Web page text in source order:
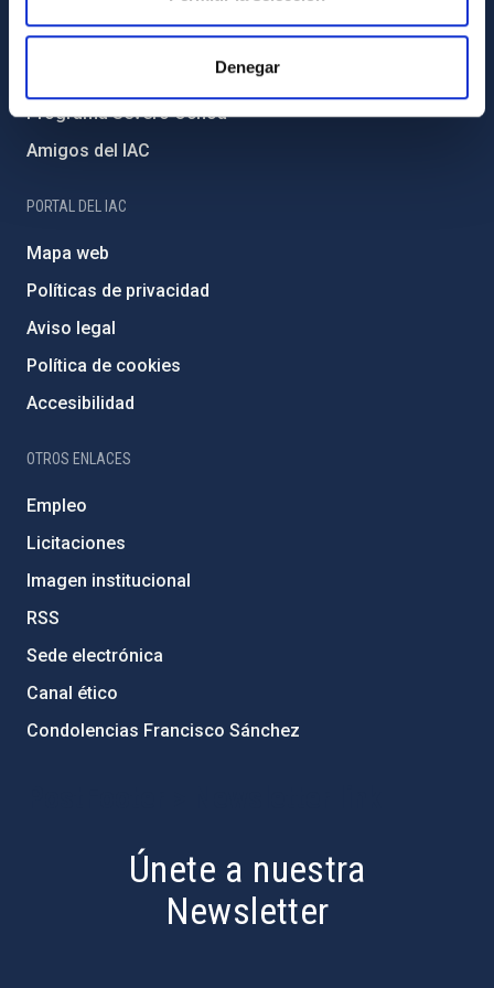
Denegar
Proyectos institucionales
Programa Severo Ochoa
Amigos del IAC
PORTAL DEL IAC
Mapa web
Políticas de privacidad
Aviso legal
Política de cookies
Accesibilidad
OTROS ENLACES
Empleo
Licitaciones
Imagen institucional
RSS
Sede electrónica
Canal ético
Condolencias Francisco Sánchez
Únete a nuestra
Newsletter